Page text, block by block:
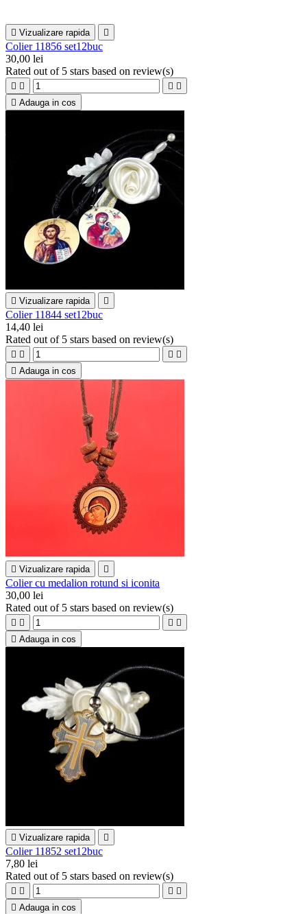
 Vizualizare rapida 
Colier 11856 set12buc
30,00 lei
Rated out of 5 stars based on review(s)
   
 Adauga in cos
 Vizualizare rapida 
Colier 11844 set12buc
14,40 lei
Rated out of 5 stars based on review(s)
   
 Adauga in cos
 Vizualizare rapida 
Colier cu medalion rotund si iconita
30,00 lei
Rated out of 5 stars based on review(s)
   
 Adauga in cos
 Vizualizare rapida 
Colier 11852 set12buc
7,80 lei
Rated out of 5 stars based on review(s)
   
 Adauga in cos